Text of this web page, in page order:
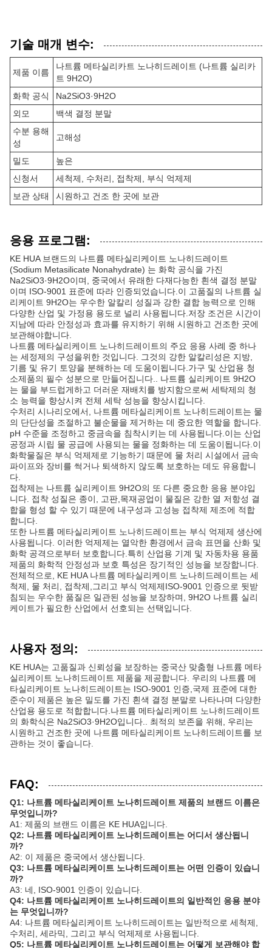
기술 매개 변수:
제품 이름
나트륨 메타실리카트 노나히드레이트 (나트륨 실리카
트 9H2O)
화학 공식
Na2SiO3·9H2O
외모
백색 결정 분말
수분 용해
성
고해성
밀도
높은
신청서
세척제, 수처리, 접착제, 부식 억제제
보관 상태
시원하고 건조 한 곳에 보관
응용 프로그램:
KE HUA 브랜드의 나트륨 메타실리케이트 노나히드레이트
(Sodium Metasilicate Nonahydrate) 는 화학 공식을 가진
Na2SiO3·9H2O이며, 중국에서 유래한 다재다능한 흰색 결정 분말
이며 ISO-9001 표준에 따라 인증되었습니다.이 고품질의 나트륨 실
리케이트 9H2O는 우수한 알칼리 성질과 강한 결합 능력으로 인해
다양한 산업 및 가정용 용도로 널리 사용됩니다.저장 조건은 시간이
지남에 따라 안정성과 효과를 유지하기 위해 시원하고 건조한 곳에
보관해야합니다.
나트륨 메타실리케이트 노나히드레이트의 주요 응용 사례 중 하나
는 세정제의 구성을위한 것입니다. 그것의 강한 알칼리성은 지방,
기름 및 유기 토양을 분해하는 데 도움이됩니다.가구 및 산업용 청
소제품의 필수 성분으로 만들어집니다.. 나트륨 실리케이트 9H2O
는 물을 부드럽게하고 더러운 재배치를 방지함으로써 세탁제의 청
소 능력을 향상시켜 전체 세탁 성능을 향상시킵니다.
수처리 시나리오에서, 나트륨 메타실리케이트 노나히드레이트는 물
의 단단성을 조절하고 불순물을 제거하는 데 중요한 역할을 합니다.
pH 수준을 조정하고 중금속을 침착시키는 데 사용됩니다.이는 산업
공정과 시립 물 공급에 사용되는 물을 정화하는 데 도움이됩니다.이
화학물질은 부식 억제제로 기능하기 때문에 물 처리 시설에서 금속
파이프와 장비를 썩거나 퇴색하지 않도록 보호하는 데도 유용합니
다.
접착제는 나트륨 실리케이트 9H2O의 또 다른 중요한 응용 분야입
니다. 접착 성질은 종이, 고판,목재공업이 물질은 강한 열 저항성 결
합을 형성 할 수 있기 때문에 내구성과 고성능 접착제 제조에 적합
합니다.
또한 나트륨 메타실리케이트 노나히드레이트는 부식 억제제 생산에
사용됩니다. 이러한 억제제는 열악한 환경에서 금속 표면을 산화 및
화학 공격으로부터 보호합니다.특히 산업용 기계 및 자동차용 용품
제품의 화학적 안정성과 보호 특성은 장기적인 성능을 보장합니다.
전체적으로, KE HUA 나트륨 메타실리케이트 노나히드레이트는 세
척제, 물 처리, 접착제,그리고 부식 억제제ISO-9001 인증으로 뒷받
침되는 우수한 품질은 일관된 성능을 보장하며, 9H2O 나트륨 실리
케이트가 필요한 산업에서 선호되는 선택입니다.
사용자 정의:
KE HUA는 고품질과 신뢰성을 보장하는 중국산 맞춤형 나트륨 메타
실리케이트 노나히드레이트 제품을 제공합니다. 우리의 나트륨 메
타실리케이트 노나히드레이트는 ISO-9001 인증,국제 표준에 대한
준수이 제품은 높은 밀도를 가진 흰색 결정 분말로 나타나며 다양한
산업용 용도로 적합합니다.나트륨 메타실리케이트 노나히드레이트
의 화학식은 Na2SiO3·9H2O입니다.. 최적의 보존을 위해, 우리는
시원하고 건조한 곳에 나트륨 메타실리케이트 노나히드레이트를 보
관하는 것이 좋습니다.
FAQ:
Q1: 나트륨 메타실리케이트 노나히드레이트 제품의 브랜드 이름은
무엇입니까?
A1: 제품의 브랜드 이름은 KE HUA입니다.
Q2: 나트륨 메타실리케이트 노나히드레이트는 어디서 생산됩니
까?
A2: 이 제품은 중국에서 생산됩니다.
Q3: 나트륨 메타실리케이트 노나히드레이트는 어떤 인증이 있습니
까?
A3: 네, ISO-9001 인증이 있습니다.
Q4: 나트륨 메타실리케이트 노나히드레이트의 일반적인 응용 분야
는 무엇입니까?
A4: 나트륨 메타실리케이트 노나히드레이트는 일반적으로 세척제,
수처리, 세라믹, 그리고 부식 억제제로 사용됩니다.
Q5: 나트륨 메타실리케이트 노나히드레이트는 어떻게 보관해야 합